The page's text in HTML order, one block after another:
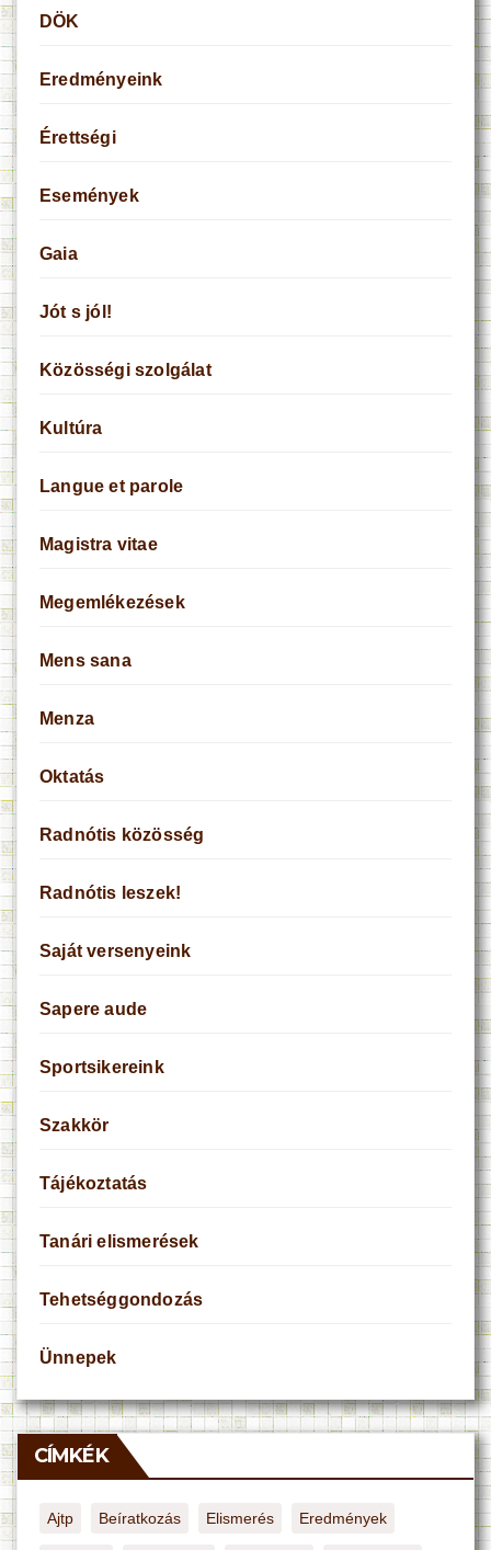
DÖK
Eredményeink
Érettségi
Események
Gaia
Jót s jól!
Közösségi szolgálat
Kultúra
Langue et parole
Magistra vitae
Megemlékezések
Mens sana
Menza
Oktatás
Radnótis közösség
Radnótis leszek!
Saját versenyeink
Sapere aude
Sportsikereink
Szakkör
Tájékoztatás
Tanári elismerések
Tehetséggondozás
Ünnepek
CÍMKÉK
Ajtp Beíratkozás Elismerés Eredmények